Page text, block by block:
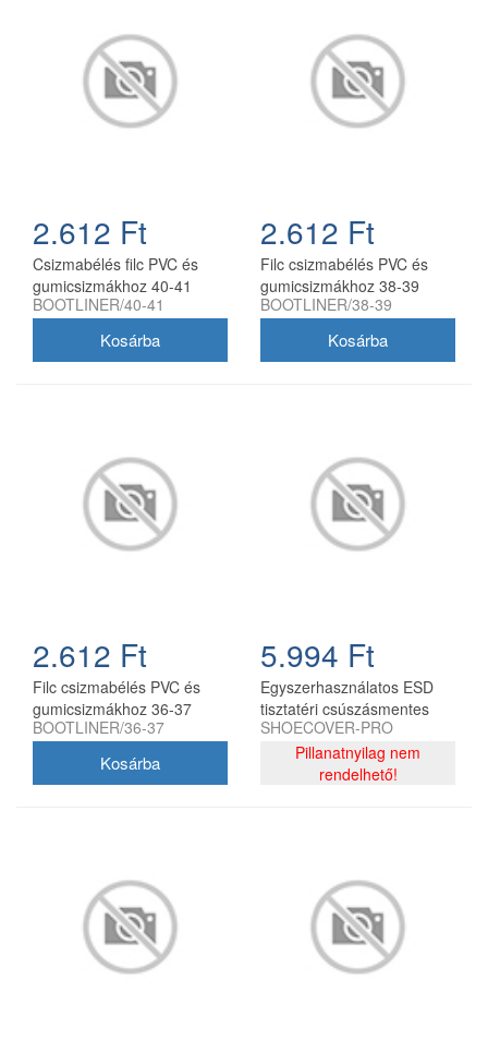
2.612 Ft
Csizmabélés filc PVC és
gumicsizmákhoz 40-41
BOOTLINER/40-41
2.612 Ft
Filc csizmabélés PVC és
gumicsizmákhoz 38-39
BOOTLINER/38-39
2.612 Ft
Filc csizmabélés PVC és
gumicsizmákhoz 36-37
BOOTLINER/36-37
5.994 Ft
Egyszerhasználatos ESD
tisztatéri csúszásmentes
cipővédő, kék, 100
db/csomag
SHOECOVER-PRO
Pillanatnyilag nem
rendelhető!